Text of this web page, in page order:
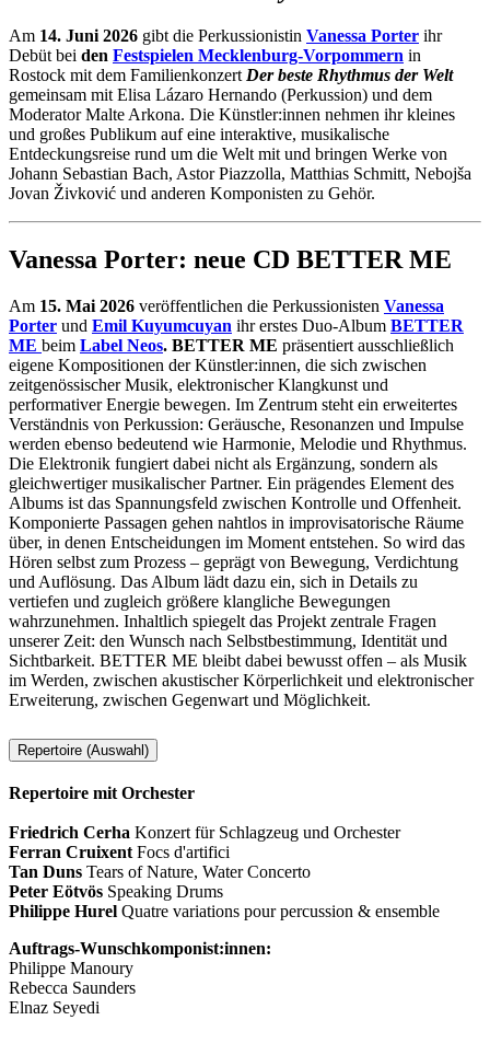
Am 14. Juni 2026 gibt die Perkussionistin Vanessa Porter ihr
Debüt bei den Festspielen Mecklenburg-Vorpommern in
Rostock mit dem Familienkonzert Der beste Rhythmus der Welt
gemeinsam mit Elisa Lázaro Hernando (Perkussion) und dem
Moderator Malte Arkona. Die Künstler:innen nehmen ihr kleines
und großes Publikum auf eine interaktive, musikalische
Entdeckungsreise rund um die Welt mit und bringen Werke von
Johann Sebastian Bach, Astor Piazzolla, Matthias Schmitt, Nebojša
Jovan Živković und anderen Komponisten zu Gehör.
Vanessa Porter: neue CD BETTER ME
Am 15. Mai 2026 veröffentlichen die Perkussionisten Vanessa
Porter und Emil Kuyumcuyan ihr erstes Duo-Album BETTER
ME beim Label Neos. BETTER ME präsentiert ausschließlich
eigene Kompositionen der Künstler:innen, die sich zwischen
zeitgenössischer Musik, elektronischer Klangkunst und
performativer Energie bewegen. Im Zentrum steht ein erweitertes
Verständnis von Perkussion: Geräusche, Resonanzen und Impulse
werden ebenso bedeutend wie Harmonie, Melodie und Rhythmus.
Die Elektronik fungiert dabei nicht als Ergänzung, sondern als
gleichwertiger musikalischer Partner. Ein prägendes Element des
Albums ist das Spannungsfeld zwischen Kontrolle und Offenheit.
Komponierte Passagen gehen nahtlos in improvisatorische Räume
über, in denen Entscheidungen im Moment entstehen. So wird das
Hören selbst zum Prozess – geprägt von Bewegung, Verdichtung
und Auflösung. Das Album lädt dazu ein, sich in Details zu
vertiefen und zugleich größere klangliche Bewegungen
wahrzunehmen. Inhaltlich spiegelt das Projekt zentrale Fragen
unserer Zeit: den Wunsch nach Selbstbestimmung, Identität und
Sichtbarkeit. BETTER ME bleibt dabei bewusst offen – als Musik
im Werden, zwischen akustischer Körperlichkeit und elektronischer
Erweiterung, zwischen Gegenwart und Möglichkeit.
Repertoire (Auswahl)
Repertoire mit Orchester
Friedrich Cerha Konzert für Schlagzeug und Orchester
Ferran Cruixent Focs d'artifici
Tan Duns Tears of Nature, Water Concerto
Peter Eötvös Speaking Drums
Philippe Hurel Quatre variations pour percussion & ensemble
Auftrags-Wunschkomponist:innen:
Philippe Manoury
Rebecca Saunders
Elnaz Seyedi